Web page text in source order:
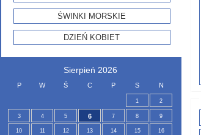
ŚWINKI MORSKIE
DZIEŃ KOBIET
Sierpień 2026
P W Ś C P S N
1 2
3 4 5 6 7 8 9
10 11 12 13 14 15 16